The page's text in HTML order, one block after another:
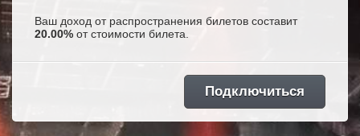
Ваш доход от распространения билетов составит
20.00% от стоимости билета.